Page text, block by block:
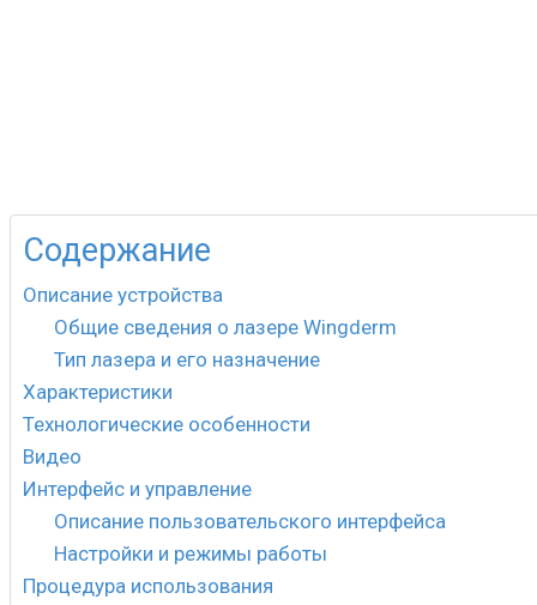
Содержание
Описание устройства
Общие сведения о лазере Wingderm
Тип лазера и его назначение
Характеристики
Технологические особенности
Видео
Интерфейс и управление
Описание пользовательского интерфейса
Настройки и режимы работы
Процедура использования